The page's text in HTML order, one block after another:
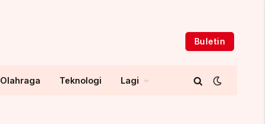
Buletin
Olahraga Teknologi Lagi